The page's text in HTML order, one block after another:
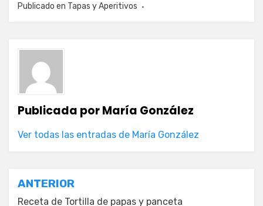
Publicado en Tapas y Aperitivos
Publicada porMaría González
Ver todas las entradas de María González
Navegación
ANTERIOR
Receta de Tortilla de papas y panceta